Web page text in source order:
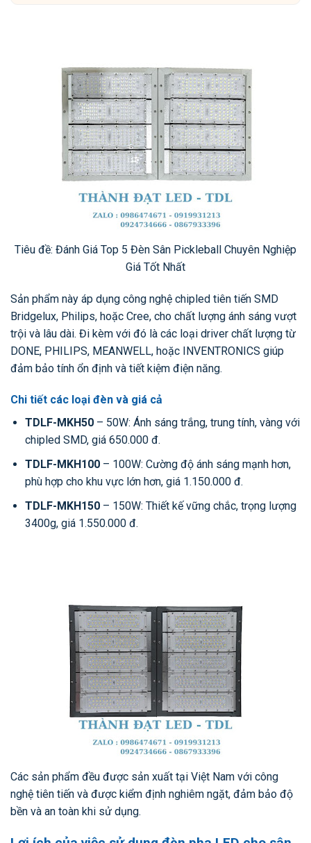
Tiêu đề: Đánh Giá Top 5 Đèn Sân Pickleball Chuyên Nghiệp
Giá Tốt Nhất
Sản phẩm này áp dụng công nghệ chipled tiên tiến SMD
Bridgelux, Philips, hoặc Cree, cho chất lượng ánh sáng vượt
trội và lâu dài. Đi kèm với đó là các loại driver chất lượng từ
DONE, PHILIPS, MEANWELL, hoặc INVENTRONICS giúp
đảm bảo tính ổn định và tiết kiệm điện năng.
Chi tiết các loại đèn và giá cả
TDLF-MKH50– 50W: Ánh sáng trắng, trung tính, vàng với
chipled SMD, giá 650.000 đ.
TDLF-MKH100– 100W: Cường độ ánh sáng mạnh hơn,
phù hợp cho khu vực lớn hơn, giá 1.150.000 đ.
TDLF-MKH150– 150W: Thiết kế vững chắc, trọng lượng
3400g, giá 1.550.000 đ.
Các sản phẩm đều được sản xuất tại Việt Nam với công
nghệ tiên tiến và được kiểm định nghiêm ngặt, đảm bảo độ
bền và an toàn khi sử dụng.